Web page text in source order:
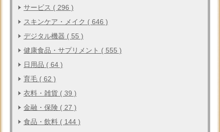
サービス ( 296 )
スキンケア・メイク ( 646 )
デジタル機器 ( 55 )
健康食品・サプリメント ( 555 )
日用品 ( 64 )
育毛 ( 62 )
衣料・雑貨 ( 39 )
金融・保険 ( 27 )
食品・飲料 ( 144 )